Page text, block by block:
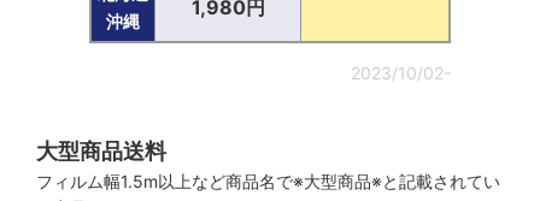
沖縄
1,980円
2023/10/02-
大型商品送料
フィルム幅1.5m以上など商品名で※大型商品※と記載されてい